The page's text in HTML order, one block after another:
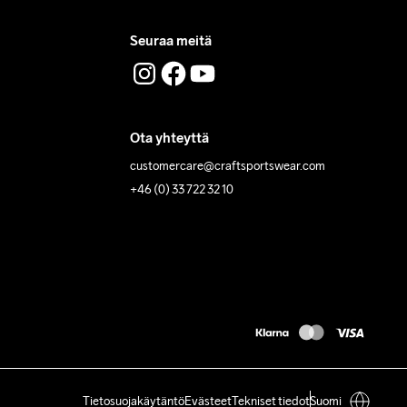
Seuraa meitä
Ota yhteyttä
customercare@craftsportswear.com
+46 (0) 33 722 32 10
TietosuojakäytäntöEvästeetTekniset tiedotSuomi